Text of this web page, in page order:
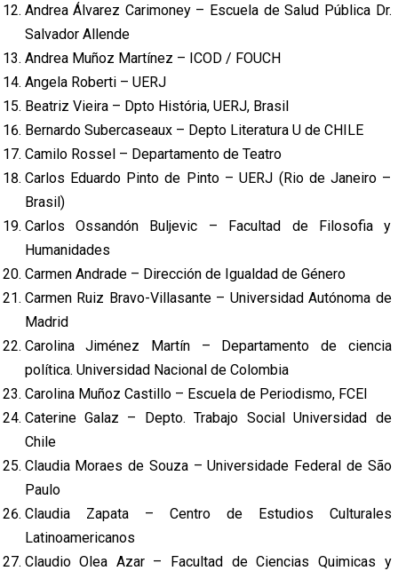
Andrea Álvarez Carimoney – Escuela de Salud Pública Dr.
Salvador Allende
Andrea Muñoz Martínez – ICOD / FOUCH
Angela Roberti – UERJ
Beatriz Vieira – Dpto História, UERJ, Brasil
Bernardo Subercaseaux – Depto Literatura U de CHILE
Camilo Rossel – Departamento de Teatro
Carlos Eduardo Pinto de Pinto – UERJ (Rio de Janeiro –
Brasil)
Carlos Ossandón Buljevic – Facultad de Filosofia y
Humanidades
Carmen Andrade – Dirección de Igualdad de Género
Carmen Ruiz Bravo-Villasante – Universidad Autónoma de
Madrid
Carolina Jiménez Martín – Departamento de ciencia
política. Universidad Nacional de Colombia
Carolina Muñoz Castillo – Escuela de Periodismo, FCEI
Caterine Galaz – Depto. Trabajo Social Universidad de
Chile
Claudia Moraes de Souza – Universidade Federal de São
Paulo
Claudia Zapata – Centro de Estudios Culturales
Latinoamericanos
Claudio Olea Azar – Facultad de Ciencias Quimicas y